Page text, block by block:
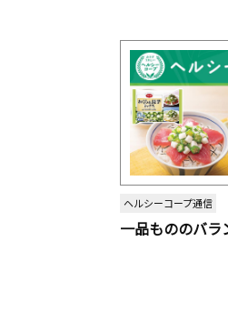
ヘルシーコープ通信
一品もののバラ